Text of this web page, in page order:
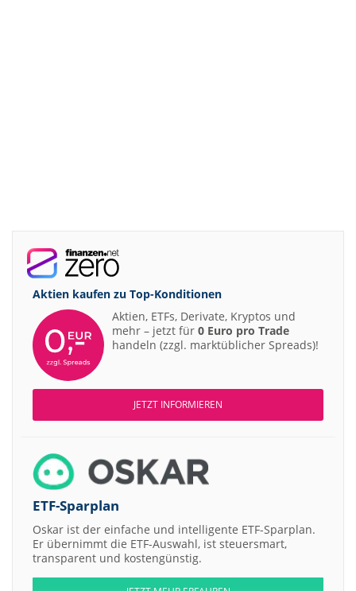
Aktien kaufen zu Top-Konditionen
Aktien, ETFs, Derivate, Kryptos und
mehr – jetzt für 0 Euro pro Trade
handeln (zzgl. marktüblicher Spreads)!
JETZT INFORMIEREN
ETF-Sparplan
Oskar ist der einfache und intelligente ETF-Sparplan.
Er übernimmt die ETF-Auswahl, ist steuersmart,
transparent und kostengünstig.